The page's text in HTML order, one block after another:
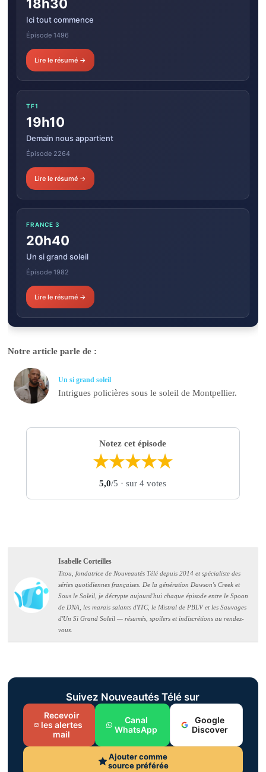
18h30
Ici tout commence
Épisode 1496
Lire le résumé →
TF1
19h10
Demain nous appartient
Épisode 2264
Lire le résumé →
FRANCE 3
20h40
Un si grand soleil
Épisode 1982
Lire le résumé →
Notre article parle de :
Un si grand soleil
Intrigues policières sous le soleil de Montpellier.
Notez cet épisode
★★★★★
5,0/5 · sur 4 votes
Isabelle Corteilles
Titou, fondatrice de Nouveautés Télé depuis 2014 et spécialiste des
séries quotidiennes françaises. De la génération Dawson's Creek et
Sous le Soleil, je décrypte aujourd'hui chaque épisode entre le Spoon
de DNA, les marais salants d'ITC, le Mistral de PBLV et les Sauvages
d'Un Si Grand Soleil — résumés, spoilers et indiscrétions au rendez-
vous.
Suivez Nouveautés Télé sur
Recevoir
les alertes
mail
Canal
WhatsApp
Google
Discover
Ajouter comme
source préférée